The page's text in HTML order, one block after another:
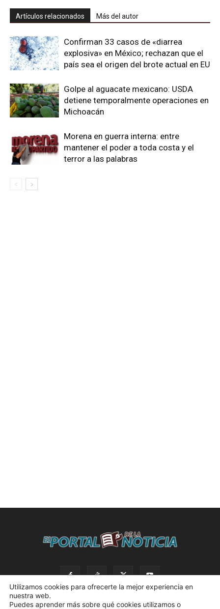
Artículos relacionados Más del autor
Confirman 33 casos de «diarrea
explosiva» en México; rechazan que el
país sea el origen del brote actual en EU
Golpe al aguacate mexicano: USDA
detiene temporalmente operaciones en
Michoacán
Morena en guerra interna: entre
mantener el poder a toda costa y el
terror a las palabras
Utilizamos cookies para ofrecerte la mejor experiencia en
nuestra web.
Puedes aprender más sobre qué cookies utilizamos o